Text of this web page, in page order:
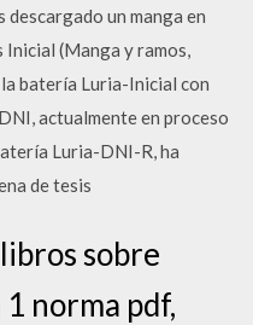
descargado un manga en
(Manga y ramos,
batería Luria-Inicial con
actualmente en proceso
Luria-DNI-R, ha
de tesis
sobre
norma pdf,